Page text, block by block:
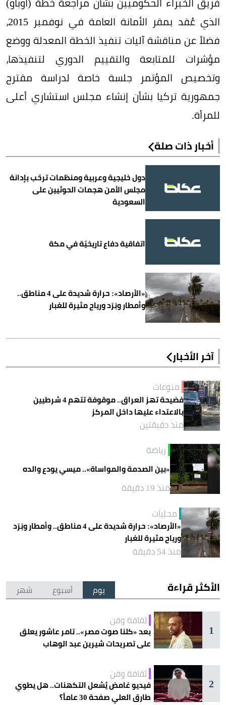
الذي عُقد بمقر الأمانة العامة في نوفمبر 2015،
فضلاً عن مناقشة آليات تنفيذ الخطة المعدلة ووضع
مؤشرات للمتابعة والتقييم الدوري لتنفيذها،
وتخصيص المؤتمر جلسة خاصة لدراسة مقترح
جمهورية تركيا بشأن إنشاء مجلس استشاري أعلى
للمرأة.
أخبار ذات صلة
دول خليجية وعربية ومنظمات ترحّب بإدانة
مجلس الأمن هجمات الحوثيين على
السعودية
اتفاقية دفاع تاريخيّة في مكة
«الأرصاد»: حرارة شديدة على 4 مناطق..
وأمطار وبَرَد ورياح مثيرة للغبار
آخر الأخبار
منوعات
فضيحة تهز العراق.. موقوفة تتهم 4 شرطيين
بالاعتداء عليها داخل المركز
منذ دقيقتين
رياضة
«بين الصدمة والمواساة».. ميسي يودع والده
منذ 19 دقيقة
محليات
«الأرصاد»: حرارة شديدة على 4 مناطق.. وأمطار وبَرَد
ورياح مثيرة للغبار
منذ 54 دقيقة
الأكثر قراءة يوم أسبوع شهر
1
ثقافة وفن
بعد «كلنا صوت مصر».. تامر عاشور يعلق
على تصريحات شيرين عبد الوهاب
2
ثقافة وفن
فيديو غامض يُشعل التكهنات.. هل يطوي
طارق العلي صفحة 30 عاماً؟